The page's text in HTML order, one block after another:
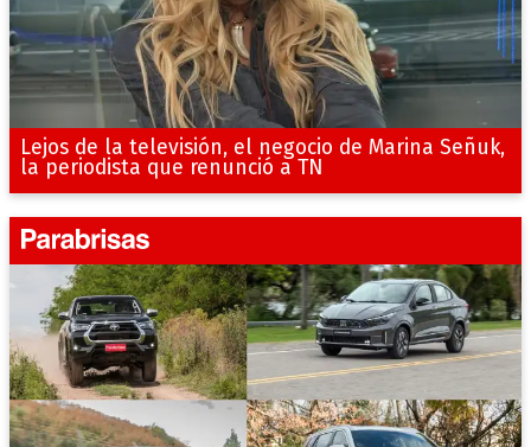
Lejos de la televisión, el negocio de Marina Señuk,
la periodista que renunció a TN